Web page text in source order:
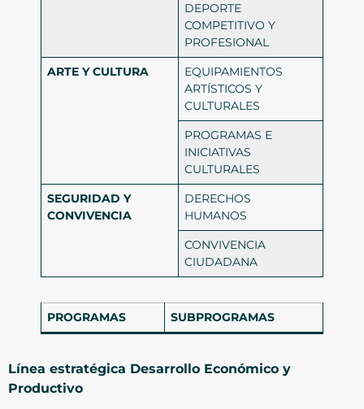
DEPORTE
COMPETITIVO Y
PROFESIONAL
ARTE Y CULTURA
EQUIPAMIENTOS
ARTÍSTICOS Y
CULTURALES
PROGRAMAS E
INICIATIVAS
CULTURALES
SEGURIDAD Y
CONVIVENCIA
DERECHOS
HUMANOS
CONVIVENCIA
CIUDADANA
PROGRAMAS SUBPROGRAMAS
Línea estratégica Desarrollo Económico y
Productivo